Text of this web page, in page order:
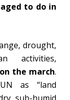
to do in
drought,
activities,
the march.
as “land